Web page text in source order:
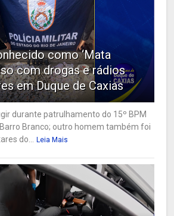
como ‘Mata
com drogas e rádios
em Duque de Caxias
durante patrulhamento do 15º BPM
Branco; outro homem também foi
do... Leia Mais